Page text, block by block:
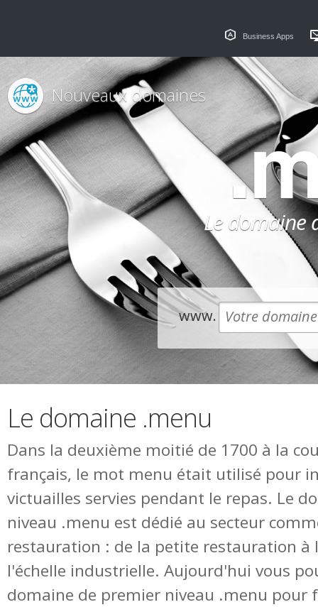
Business Apps
Le domaine
Nouveaux domaines
www.
Le domaine .menu
Dans la deuxième moitié de 1700 à la
français, le mot menu était utilisé pour
victuailles servies pendant le repas. Le
niveau .menu est dédié au secteur
restauration : de la petite restauration à
l'échelle industrielle. Aujourd'hui vous
domaine de premier niveau .menu pour